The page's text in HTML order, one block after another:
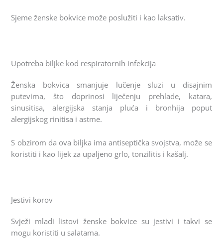
Sjeme ženske bokvice može poslužiti i kao laksativ.
Upotreba biljke kod respiratornih infekcija
Ženska bokvica smanjuje lučenje sluzi u disajnim
putevima, što doprinosi liječenju prehlade, katara,
sinusitisa, alergijska stanja pluća i bronhija poput
alergijskog rinitisa i astme.
S obzirom da ova biljka ima antiseptička svojstva, može se
koristiti i kao lijek za upaljeno grlo, tonzilitis i kašalj.
Jestivi korov
Svježi mladi listovi ženske bokvice su jestivi i takvi se
mogu koristiti u salatama.